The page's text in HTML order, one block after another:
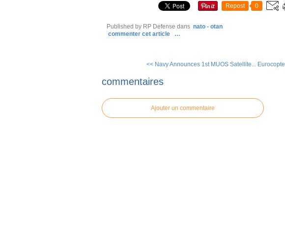
Repost 0
Published by RP Defense dans nato - otan
commenter cet article
…
<< Navy Announces 1st MUOS Satellite...
commentaires
Ajouter un commentaire